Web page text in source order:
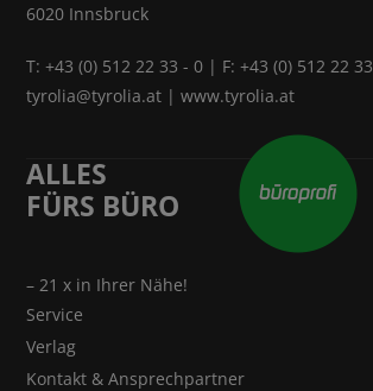
6020 Innsbruck
T:+43 (0) 512 22 33 - 0 | F: +43 (0) 512 22
tyrolia@tyrolia.at |www.tyrolia.at
ALLES
FÜRS BÜRO
– 21 x in Ihrer Nähe!
Service
Verlag
Kontakt & Ansprechpartner